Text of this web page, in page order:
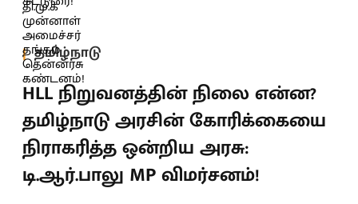
தமிழ்நாடு
HLL நிறுவனத்தின் நிலை என்ன?
தமிழ்நாடு அரசின் கோரிக்கையை
நிராகரித்த ஒன்றிய அரசு:
டி.ஆர்.பாலு MP விமர்சனம்!